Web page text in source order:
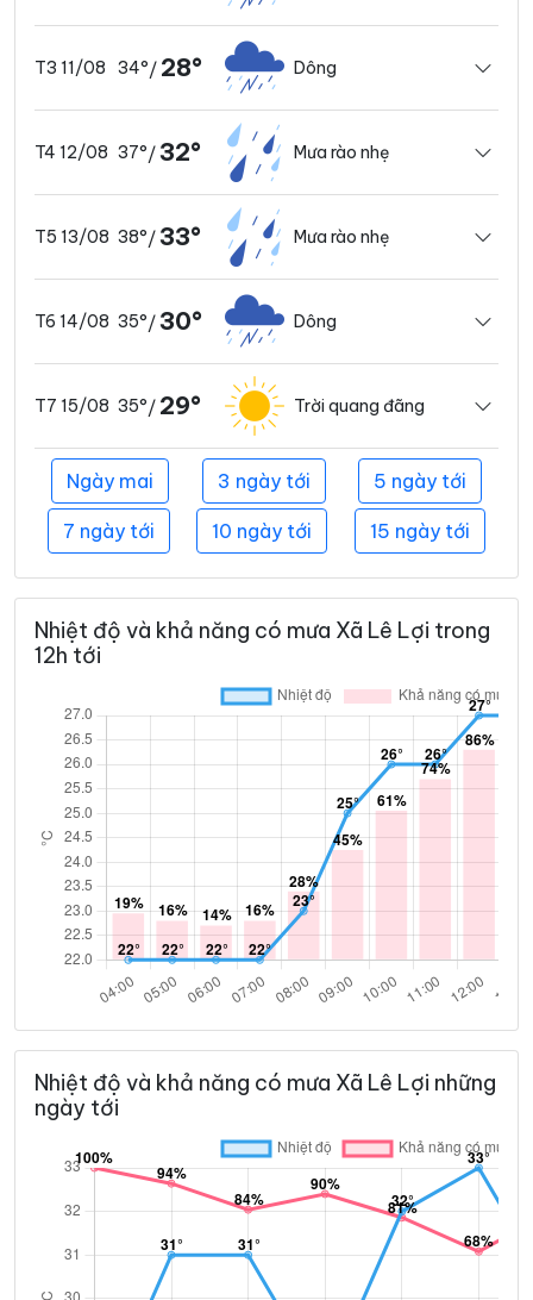
T3 11/08 34°/ 28° Dông
T4 12/08 37°/ 32° Mưa rào nhẹ
T5 13/08 38°/ 33° Mưa rào nhẹ
T6 14/08 35°/ 30° Dông
T7 15/08 35°/ 29° Trời quang đãng
Ngày mai 3 ngày tới 5 ngày tới
7 ngày tới 10 ngày tới 15 ngày tới
Nhiệt độ và khả năng có mưa Xã Lê Lợi trong
12h tới
Nhiệt độ và khả năng có mưa Xã Lê Lợi những
ngày tới